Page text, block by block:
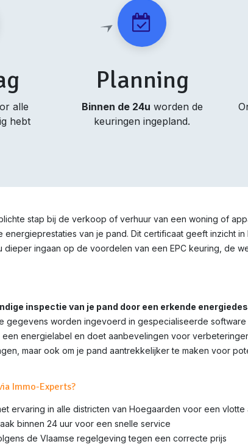
alle
hebt
Planning
Binnen de 24u worden de
keuringen ingepland.
stap bij de verkoop of verhuur van een woning of
van je pand. Dit certificaat geeft inzicht
dieper ingaan op de voordelen van een EPC keuring, de
inspectie van je pand door een erkende
gegevens worden ingevoerd in gespecialiseerde
energielabel en doet aanbevelingen voor
maar ook om je pand aantrekkelijker te maken voor
Immo-Experts?
ervaring in alle districten van Hoegaarden voor een vlotte
binnen 24 uur voor een snelle service
de Vlaamse regelgeving tegen een correcte prijs